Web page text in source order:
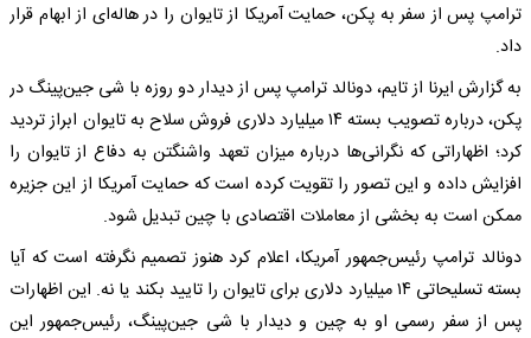
ترامپ پس از سفر به پکن، حمایت آمریکا از تایوان را در هاله‌ای از ابهام قرار
داد.
به گزارش ایرنا از تایم، دونالد ترامپ پس از دیدار دو روزه با شی جین‌پینگ در
پکن، درباره تصویب بسته ۱۴ میلیارد دلاری فروش سلاح به تایوان ابراز تردید
کرد؛ اظهاراتی که نگرانی‌ها درباره میزان تعهد واشنگتن به دفاع از تایوان را
افزایش داده و این تصور را تقویت کرده است که حمایت آمریکا از این جزیره
ممکن است به بخشی از معاملات اقتصادی با چین تبدیل شود.
دونالد ترامپ رئیس‌جمهور آمریکا، اعلام کرد هنوز تصمیم نگرفته است که آیا
بسته تسلیحاتی ۱۴ میلیارد دلاری برای تایوان را تایید بکند یا نه. این اظهارات
پس از سفر رسمی او به چین و دیدار با شی جین‌پینگ، رئیس‌جمهور این